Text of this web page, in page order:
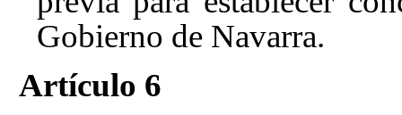
Gobierno de Navarra.
Artículo 6